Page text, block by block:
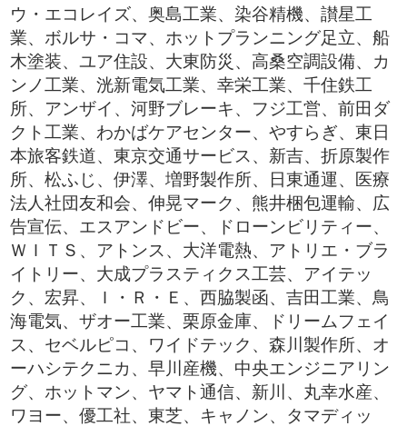
ウ・エコレイズ、奥島工業、染谷精機、讃星工
業、ボルサ・コマ、ホットプランニング足立、船
木塗装、ユア住設、大東防災、高桑空調設備、カ
ンノ工業、洸新電気工業、幸栄工業、千住鉄工
所、アンザイ、河野ブレーキ、フジ工営、前田ダ
クト工業、わかばケアセンター、やすらぎ、東日
本旅客鉄道、東京交通サービス、新吉、折原製作
所、松ふじ、伊澤、増野製作所、日東通運、医療
法人社団友和会、伸晃マーク、熊井梱包運輸、広
告宣伝、エスアンドビー、ドローンビリティー、
ＷＩＴＳ、アトンス、大洋電熱、アトリエ・ブラ
イトリー、大成プラスティクス工芸、アイテッ
ク、宏昇、Ｉ・Ｒ・Ｅ、西脇製函、吉田工業、鳥
海電気、ザオー工業、栗原金庫、ドリームフェイ
ス、セベルピコ、ワイドテック、森川製作所、オ
ーハシテクニカ、早川産機、中央エンジニアリン
グ、ホットマン、ヤマト通信、新川、丸幸水産、
ワヨー、優工社、東芝、キャノン、タマディッ